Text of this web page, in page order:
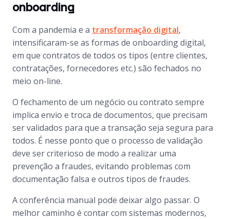
onboarding
Com a pandemia e a transformação digital,
intensificaram-se as formas de onboarding digital,
em que contratos de todos os tipos (entre clientes,
contratações, fornecedores etc.) são fechados no
meio on-line.
O fechamento de um negócio ou contrato sempre
implica envio e troca de documentos, que precisam
ser validados para que a transação seja segura para
todos. É nesse ponto que o processo de validação
deve ser criterioso de modo a realizar uma
prevenção a fraudes, evitando problemas com
documentação falsa e outros tipos de fraudes.
A conferência manual pode deixar algo passar. O
melhor caminho é contar com sistemas modernos,